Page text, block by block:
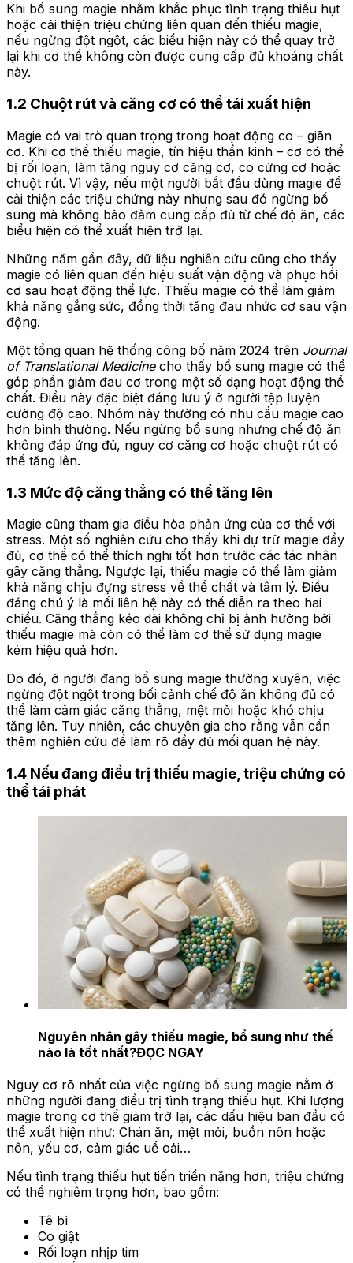
Khi bổ sung magie nhằm khắc phục tình trạng thiếu hụt
hoặc cải thiện triệu chứng liên quan đến thiếu magie,
nếu ngừng đột ngột, các biểu hiện này có thể quay trở
lại khi cơ thể không còn được cung cấp đủ khoáng chất
này.
1.2 Chuột rút và căng cơ có thể tái xuất hiện
Magie có vai trò quan trọng trong hoạt động co – giãn
cơ. Khi cơ thể thiếu magie, tín hiệu thần kinh – cơ có thể
bị rối loạn, làm tăng nguy cơ căng cơ, co cứng cơ hoặc
chuột rút. Vì vậy, nếu một người bắt đầu dùng magie để
cải thiện các triệu chứng này nhưng sau đó ngừng bổ
sung mà không bảo đảm cung cấp đủ từ chế độ ăn, các
biểu hiện có thể xuất hiện trở lại.
Những năm gần đây, dữ liệu nghiên cứu cũng cho thấy
magie có liên quan đến hiệu suất vận động và phục hồi
cơ sau hoạt động thể lực. Thiếu magie có thể làm giảm
khả năng gắng sức, đồng thời tăng đau nhức cơ sau vận
động.
Một tổng quan hệ thống công bố năm 2024 trên Journal
of Translational Medicinecho thấy bổ sung magie có thể
góp phần giảm đau cơ trong một số dạng hoạt động thể
chất. Điều này đặc biệt đáng lưu ý ở người tập luyện
cường độ cao. Nhóm này thường có nhu cầu magie cao
hơn bình thường. Nếu ngừng bổ sung nhưng chế độ ăn
không đáp ứng đủ, nguy cơ căng cơ hoặc chuột rút có
thể tăng lên.
1.3 Mức độ căng thẳng có thể tăng lên
Magie cũng tham gia điều hòa phản ứng của cơ thể với
stress. Một số nghiên cứu cho thấy khi dự trữ magie đầy
đủ, cơ thể có thể thích nghi tốt hơn trước các tác nhân
gây căng thẳng. Ngược lại, thiếu magie có thể làm giảm
khả năng chịu đựng stress về thể chất và tâm lý. Điều
đáng chú ý là mối liên hệ này có thể diễn ra theo hai
chiều. Căng thẳng kéo dài không chỉ bị ảnh hưởng bởi
thiếu magie mà còn có thể làm cơ thể sử dụng magie
kém hiệu quả hơn.
Do đó, ở người đang bổ sung magie thường xuyên, việc
ngừng đột ngột trong bối cảnh chế độ ăn không đủ có
thể làm cảm giác căng thẳng, mệt mỏi hoặc khó chịu
tăng lên. Tuy nhiên, các chuyên gia cho rằng vẫn cần
thêm nghiên cứu để làm rõ đầy đủ mối quan hệ này.
1.4 Nếu đang điều trị thiếu magie, triệu chứng có
thể tái phát
Nguyên nhân gây thiếu magie, bổ sung như thế
nào là tốt nhất?ĐỌC NGAY
Nguy cơ rõ nhất của việc ngừng bổ sung magie nằm ở
những người đang điều trị tình trạng thiếu hụt. Khi lượng
magie trong cơ thể giảm trở lại, các dấu hiệu ban đầu có
thể xuất hiện như: Chán ăn, mệt mỏi, buồn nôn hoặc
nôn, yếu cơ, cảm giác uể oải…
Nếu tình trạng thiếu hụt tiến triển nặng hơn, triệu chứng
có thể nghiêm trọng hơn, bao gồm:
Tê bì
Co giật
Rối loạn nhịp tim